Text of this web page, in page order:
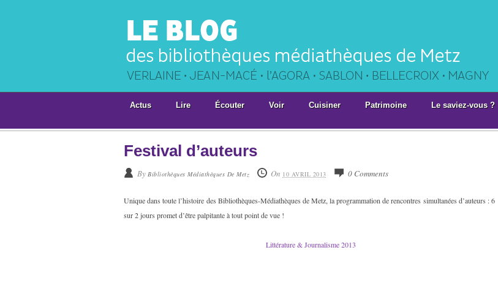
Actus Lire Écouter Voir Cuisiner Patrimoine Le saviez-vous ?
Festival d’auteurs
By Bibliothèques Médiathèques De Metz On 10 AVRIL 2013 0 Comments
Unique dans toute l’histoire des Bibliothèques-Médiathèques de Metz, la programmation de rencontres simultanées d’auteurs : 6
sur 2 jours promet d’être palpitante à tout point de vue !
Littérature & Journalisme 2013